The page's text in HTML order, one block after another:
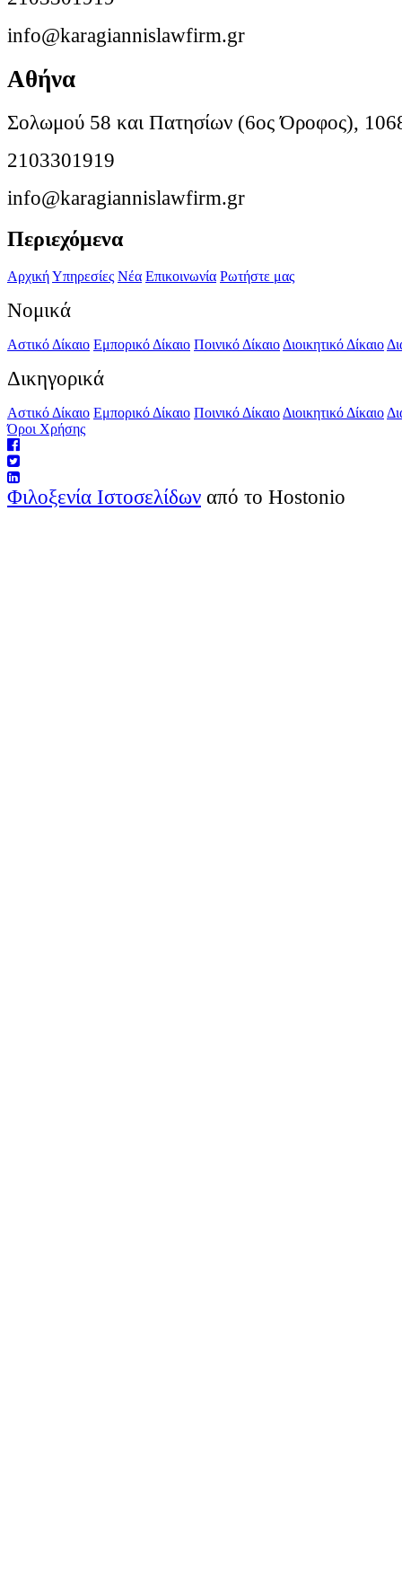
info@karagiannislawfirm.gr
Αθήνα
Σολωμού 58 και Πατησίων (6ος Όροφος),
2103301919
info@karagiannislawfirm.gr
Περιεχόμενα
ΑρχικήΥπηρεσίες Νέα Επικοινωνία Ρωτήστε μας
Νομικά
Αστικό Δίκαιο Εμπορικό Δίκαιο Ποινικό Δίκαιο Διοικητικό Δίκαιο
Δικηγορικά
Αστικό Δίκαιο Εμπορικό Δίκαιο Ποινικό Δίκαιο Διοικητικό Δίκαιο
Όροι Χρήσης
Φιλοξενία Ιστοσελίδων από το Hostonio